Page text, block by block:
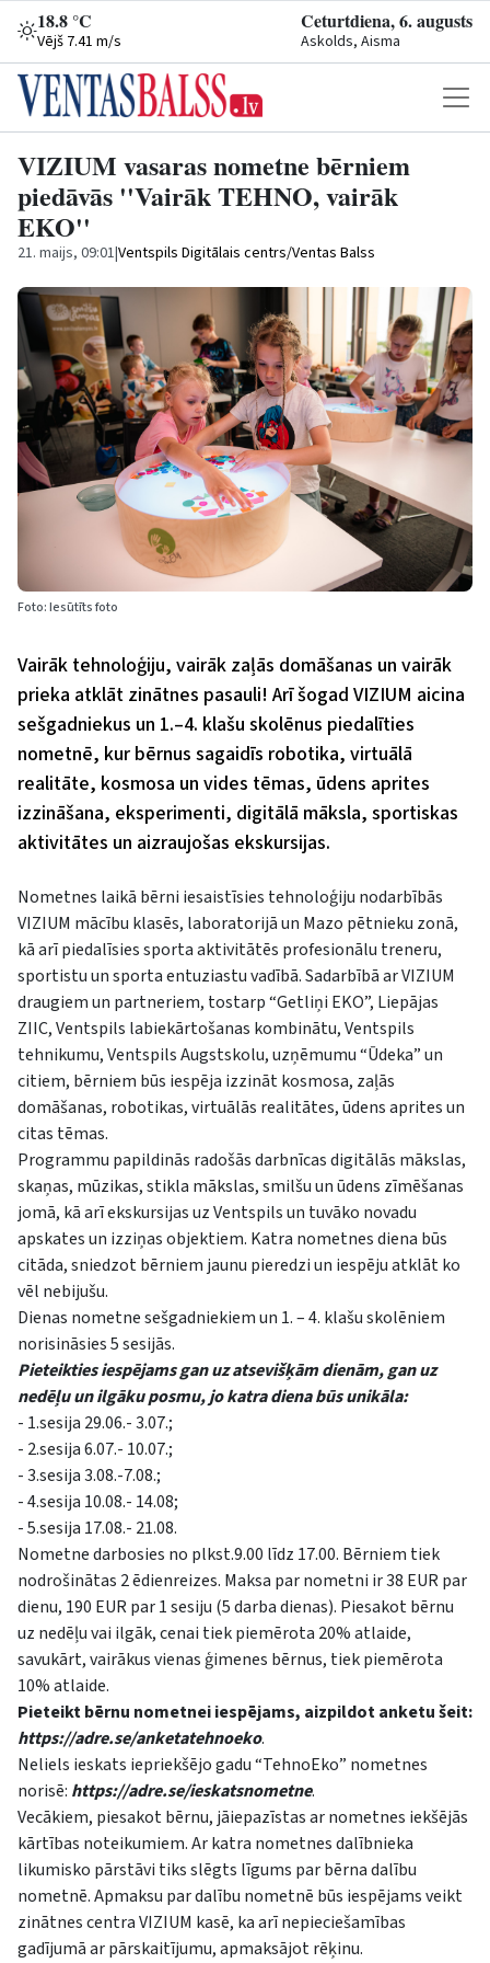
18.8 °C
Vējš 7.41 m/s
Ceturtdiena, 6. augusts
Askolds, Aisma
VIZIUM vasaras nometne bērniem
piedāvās ''Vairāk TEHNO, vairāk
EKO''
21. maijs, 09:01|Ventspils Digitālais centrs/Ventas Balss
Foto: Iesūtīts foto
Vairāk tehnoloģiju, vairāk zaļās domāšanas un vairāk
prieka atklāt zinātnes pasauli! Arī šogad VIZIUM aicina
sešgadniekus un 1.–4. klašu skolēnus piedalīties
nometnē, kur bērnus sagaidīs robotika, virtuālā
realitāte, kosmosa un vides tēmas, ūdens aprites
izzināšana, eksperimenti, digitālā māksla, sportiskas
aktivitātes un aizraujošas ekskursijas.
Nometnes laikā bērni iesaistīsies tehnoloģiju nodarbībās
VIZIUM mācību klasēs, laboratorijā un Mazo pētnieku zonā,
kā arī piedalīsies sporta aktivitātēs profesionālu treneru,
sportistu un sporta entuziastu vadībā. Sadarbībā ar VIZIUM
draugiem un partneriem, tostarp “Getliņi EKO”, Liepājas
ZIIC, Ventspils labiekārtošanas kombinātu, Ventspils
tehnikumu, Ventspils Augstskolu, uzņēmumu “Ūdeka” un
citiem, bērniem būs iespēja izzināt kosmosa, zaļās
domāšanas, robotikas, virtuālās realitātes, ūdens aprites un
citas tēmas.
Programmu papildinās radošās darbnīcas digitālās mākslas,
skaņas, mūzikas, stikla mākslas, smilšu un ūdens zīmēšanas
jomā, kā arī ekskursijas uz Ventspils un tuvāko novadu
apskates un izziņas objektiem. Katra nometnes diena būs
citāda, sniedzot bērniem jaunu pieredzi un iespēju atklāt ko
vēl nebijušu.
Dienas nometne sešgadniekiem un 1. – 4. klašu skolēniem
norisināsies 5 sesijās.
Pieteikties iespējams gan uz atsevišķām dienām, gan uz
nedēļu un ilgāku posmu, jo katra diena būs unikāla:
- 1.sesija 29.06.- 3.07.;
- 2.sesija 6.07.- 10.07.;
- 3.sesija 3.08.-7.08.;
- 4.sesija 10.08.- 14.08;
- 5.sesija 17.08.- 21.08.
Nometne darbosies no plkst.9.00 līdz 17.00. Bērniem tiek
nodrošinātas 2 ēdienreizes. Maksa par nometni ir 38 EUR par
dienu, 190 EUR par 1 sesiju (5 darba dienas). Piesakot bērnu
uz nedēļu vai ilgāk, cenai tiek piemērota 20% atlaide,
savukārt, vairākus vienas ģimenes bērnus, tiek piemērota
10% atlaide.
Pieteikt bērnu nometnei iespējams, aizpildot anketu šeit:
https://adre.se/anketatehnoeko.
Neliels ieskats iepriekšējo gadu “TehnoEko” nometnes
norisē: https://adre.se/ieskatsnometne.
Vecākiem, piesakot bērnu, jāiepazīstas ar nometnes iekšējās
kārtības noteikumiem. Ar katra nometnes dalībnieka
likumisko pārstāvi tiks slēgts līgums par bērna dalību
nometnē. Apmaksu par dalību nometnē būs iespējams veikt
zinātnes centra VIZIUM kasē, ka arī nepieciešamības
gadījumā ar pārskaitījumu, apmaksājot rēķinu.